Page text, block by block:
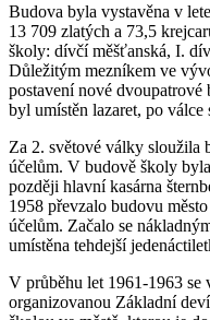
Budova byla vystavěna v
13 709 zlatých a 73,5
školy: dívčí měšťanská, I.
Důležitým mezníkem ve
postavení nové
byl umístěn lazaret, po
Za 2. světové války sloužila
účelům. V budově školy
později hlavní kasárna
1958 převzalo budovu
účelům. Začalo se
umístěna tehdejší
V průběhu let 1961-1963 se
organizovanou Základní